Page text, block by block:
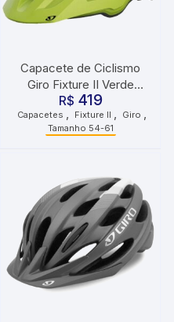
Capacete de Ciclismo
Giro Fixture II Verde
Metálico
R$ 419
Capacetes , Fixture II , Giro ,
Tamanho 54-61